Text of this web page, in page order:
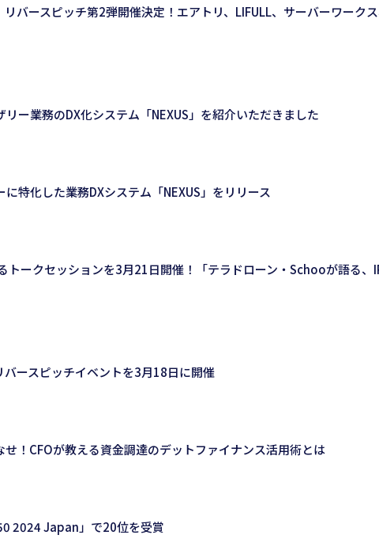
リバースピッチ第2弾開催決定！エアトリ、LIFULL、サーバーワーク
リー業務のDX化システム「NEXUS」を紹介いただきました
に特化した業務DXシステム「NEXUS」をリリース
トークセッションを3月21日開催！「テラドローン・Schooが語る、
バースピッチイベントを3月18日に開催
せ！CFOが教える資金調達のデットファイナンス活用術とは
2024 Japan」で20位を受賞